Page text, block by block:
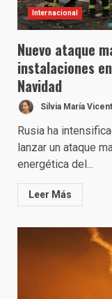
Internacional
Nuevo ataque
instalaciones
Navidad
Silvia María
Rusia ha
lanzar un ataque
energética del...
Leer Más